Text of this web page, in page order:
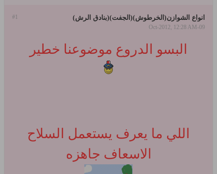
#1 انواع الشوازن(الخرطوش)(الجفت)(بنادق الرش)
09-Oct-2012, 12:28 AM
البسو الدروع موضوعنا خطير
اللي ما يعرف يستعمل السلاح
الاسعاف جاهزه